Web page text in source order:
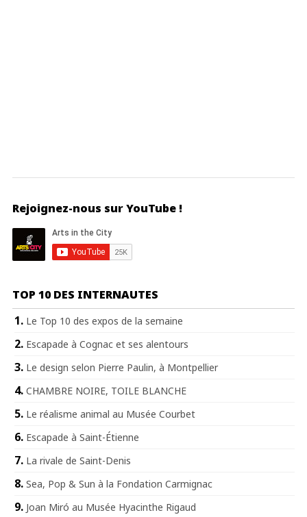
Rejoignez-nous sur YouTube !
TOP 10 DES INTERNAUTES
Le Top 10 des expos de la semaine
Escapade à Cognac et ses alentours
Le design selon Pierre Paulin, à Montpellier
CHAMBRE NOIRE, TOILE BLANCHE
Le réalisme animal au Musée Courbet
Escapade à Saint-Étienne
La rivale de Saint-Denis
Sea, Pop & Sun à la Fondation Carmignac
Joan Miró au Musée Hyacinthe Rigaud